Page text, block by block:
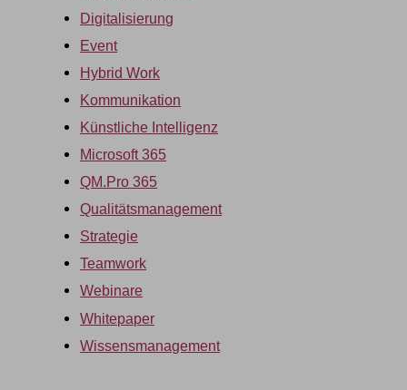
Digitalisierung
Event
Hybrid Work
Kommunikation
Künstliche Intelligenz
Microsoft 365
QM.Pro 365
Qualitätsmanagement
Strategie
Teamwork
Webinare
Whitepaper
Wissensmanagement